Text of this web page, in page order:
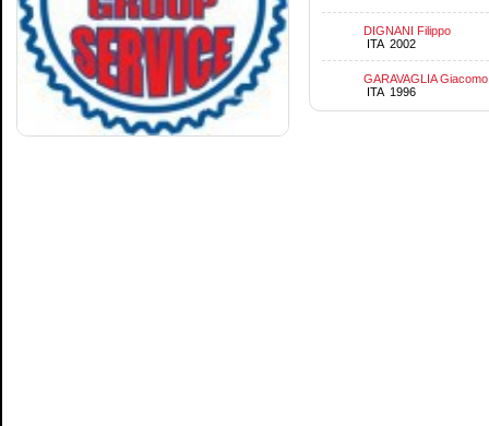
DIGNANI Filippo
ITA 2002
GARAVAGLIA Giacomo
ITA 1996